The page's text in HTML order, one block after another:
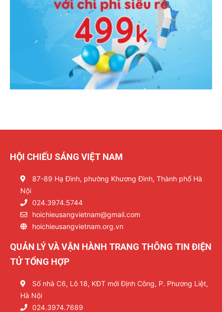
HỘI CHIẾU SÁNG VIỆT NAM
87-89 Hạ Đình, phường Khương Đình, Thành phố Hà
Nội
024.3974.5744
hoichieusangvietnam@gmail.com
hoichieusangvietnam.org.vn
QUẢN LÝ VÀ VẬN HÀNH TRANG THÔNG TIN ĐIỆN
TỬ TỔNG HỢP
Số nhà C6, Lô 18, KĐT mới Định Công, P. Phương Liệt,
Hà Nội
024.3974.7689